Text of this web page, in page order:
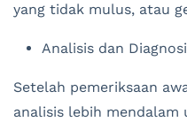
yang tidak mulus, atau
Analisis dan
Setelah pemeriksaan
analisis lebih mendalam